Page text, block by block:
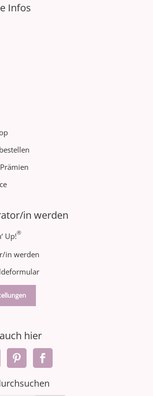
Infos
in werden
Up!®
in werden
hier